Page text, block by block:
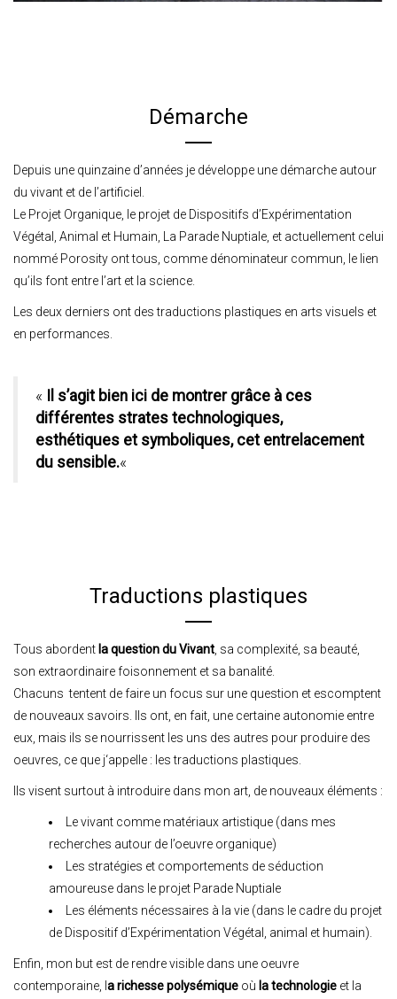
Démarche
Depuis une quinzaine d’années je développe une démarche autour
du vivant et de l’artificiel.
Le Projet Organique, le projet de Dispositifs d’Expérimentation
Végétal, Animal et Humain, La Parade Nuptiale, et actuellement celui
nommé Porosity ont tous, comme dénominateur commun, le lien
qu’ils font entre l’art et la science.
Les deux derniers ont des traductions plastiques en arts visuels et
en performances.
« Il s’agit bien ici de montrer grâce à ces
différentes strates technologiques,
esthétiques et symboliques, cet entrelacement
du sensible.«
Traductions plastiques
Tous abordentla question du Vivant , sa complexité, sa beauté,
son extraordinaire foisonnement et sa banalité.
Chacuns tentent de faire un focus sur une question et escomptent
de nouveaux savoirs. Ils ont, en fait, une certaine autonomie entre
eux, mais ils se nourrissent les uns des autres pour produire des
oeuvres, ce que j‘appelle : les traductions plastiques.
Ils visent surtout à introduire dans mon art, de nouveaux éléments :
Le vivant comme matériaux artistique (dans mes
recherches autour de l’oeuvre organique)
Les stratégies et comportements de séduction
amoureuse dans le projet Parade Nuptiale
Les éléments nécessaires à la vie (dans le cadre du projet
de Dispositif d’Expérimentation Végétal, animal et humain).
Enfin, mon but est de rendre visible dans une oeuvre
contemporaine, la richesse polysémique où la technologie et la